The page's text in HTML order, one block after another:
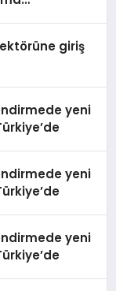
giriş
yeni
yeni
yeni